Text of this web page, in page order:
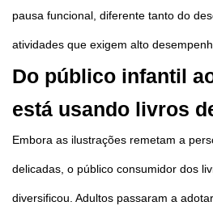
pausa funcional, diferente tanto do
atividades que exigem alto
Do público infantil
está usando livros
Embora as ilustrações remetam a
delicadas, o público consumidor dos
diversificou. Adultos passaram a